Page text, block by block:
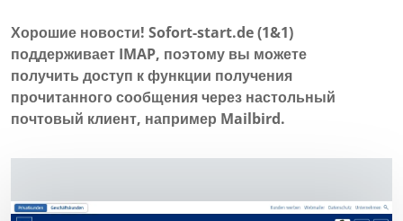
Хорошие новости! Sofort-start.de (1&1)
поддерживает IMAP, поэтому вы можете
получить доступ к функции получения
прочитанного сообщения через настольный
почтовый клиент, например Mailbird.